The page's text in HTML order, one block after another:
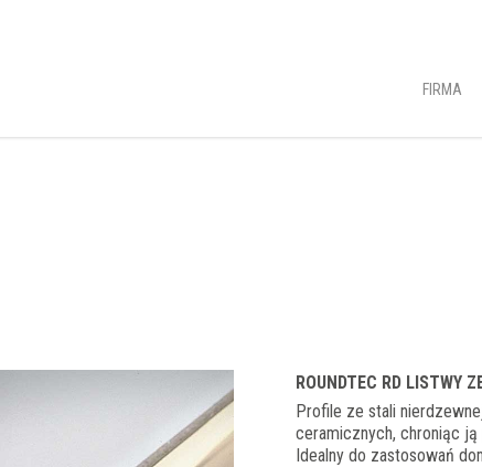
FIRMA
ROUNDTEC RD LISTWY
Profile ze stali
ceramicznych, chroniąc
Idealny do zastosowań